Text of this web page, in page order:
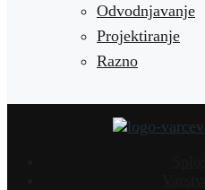
Odvodnjavanje
Projektiranje
Razno